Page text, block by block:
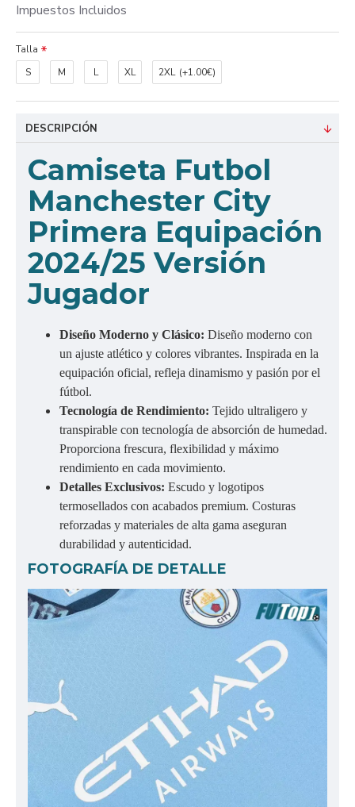
Impuestos Incluidos
Talla
S
M L XL 2XL (+1.00€)
DESCRIPCIÓN
Camiseta Futbol
Manchester City
Primera Equipación
2024/25 Versión
Jugador
Diseño Moderno y Clásico: Diseño moderno con
un ajuste atlético y colores vibrantes. Inspirada en la
equipación oficial, refleja dinamismo y pasión por el
fútbol.
Tecnología de Rendimiento: Tejido ultraligero y
transpirable con tecnología de absorción de humedad.
Proporciona frescura, flexibilidad y máximo
rendimiento en cada movimiento.
Detalles Exclusivos: Escudo y logotipos
termosellados con acabados premium. Costuras
reforzadas y materiales de alta gama aseguran
durabilidad y autenticidad.
FOTOGRAFÍA DE DETALLE